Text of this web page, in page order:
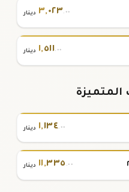
٣,٠٢٣.٠٠ دينار
١,٥١١.٠٠ دينار
المتميزة
١,١٣٤.٠٠ دينار
١١,٣٣٥ .٠٠ دينار